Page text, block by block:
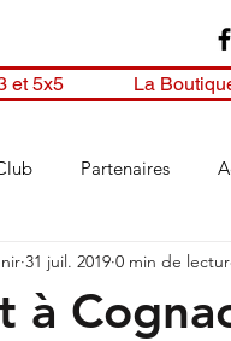
et 5x5 La
Partenaires
à
31 juil. 2019 0 min de